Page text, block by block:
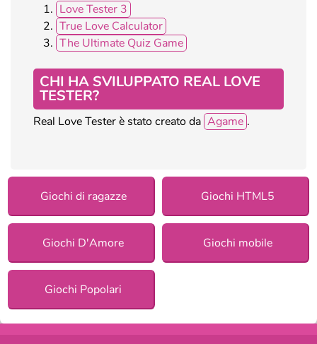
Love Tester 3
True Love Calculator
The Ultimate Quiz Game
CHI HA SVILUPPATO REAL LOVE
TESTER?
Real Love Tester è stato creato da Agame .
Giochi di ragazze Giochi HTML5
Giochi D'Amore Giochi mobile
Giochi Popolari